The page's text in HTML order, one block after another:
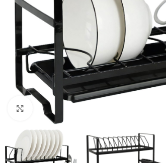
Haga clic para ampliar